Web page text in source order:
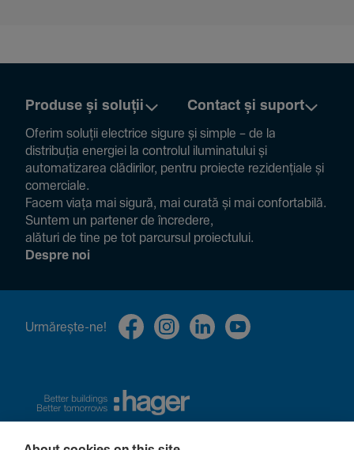
Produse și soluții Contact și suport
Oferim soluții electrice sigure și simple – de la
distribuția energiei la controlul ilumi­na­tului și
auto­ma­ti­zarea clădi­rilor, pentru proiecte rezi­den­țiale și
comer­ciale.
Facem viața mai sigură, mai curată și mai confor­ta­bilă.
Suntem un partener de încre­dere,
alături de tine pe tot parcursul proiec­tului.
Despre noi
Urmă­rește-ne!